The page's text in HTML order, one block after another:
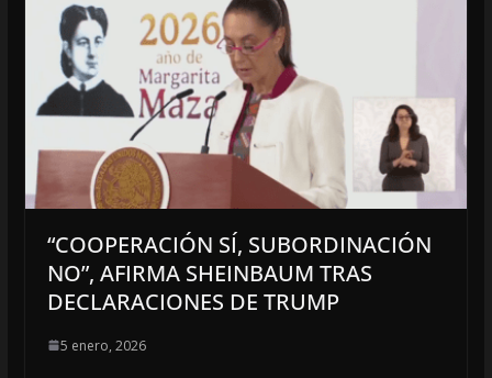
“COOPERACIÓN SÍ, SUBORDINACIÓN
NO”, AFIRMA SHEINBAUM TRAS
DECLARACIONES DE TRUMP
5 enero, 2026